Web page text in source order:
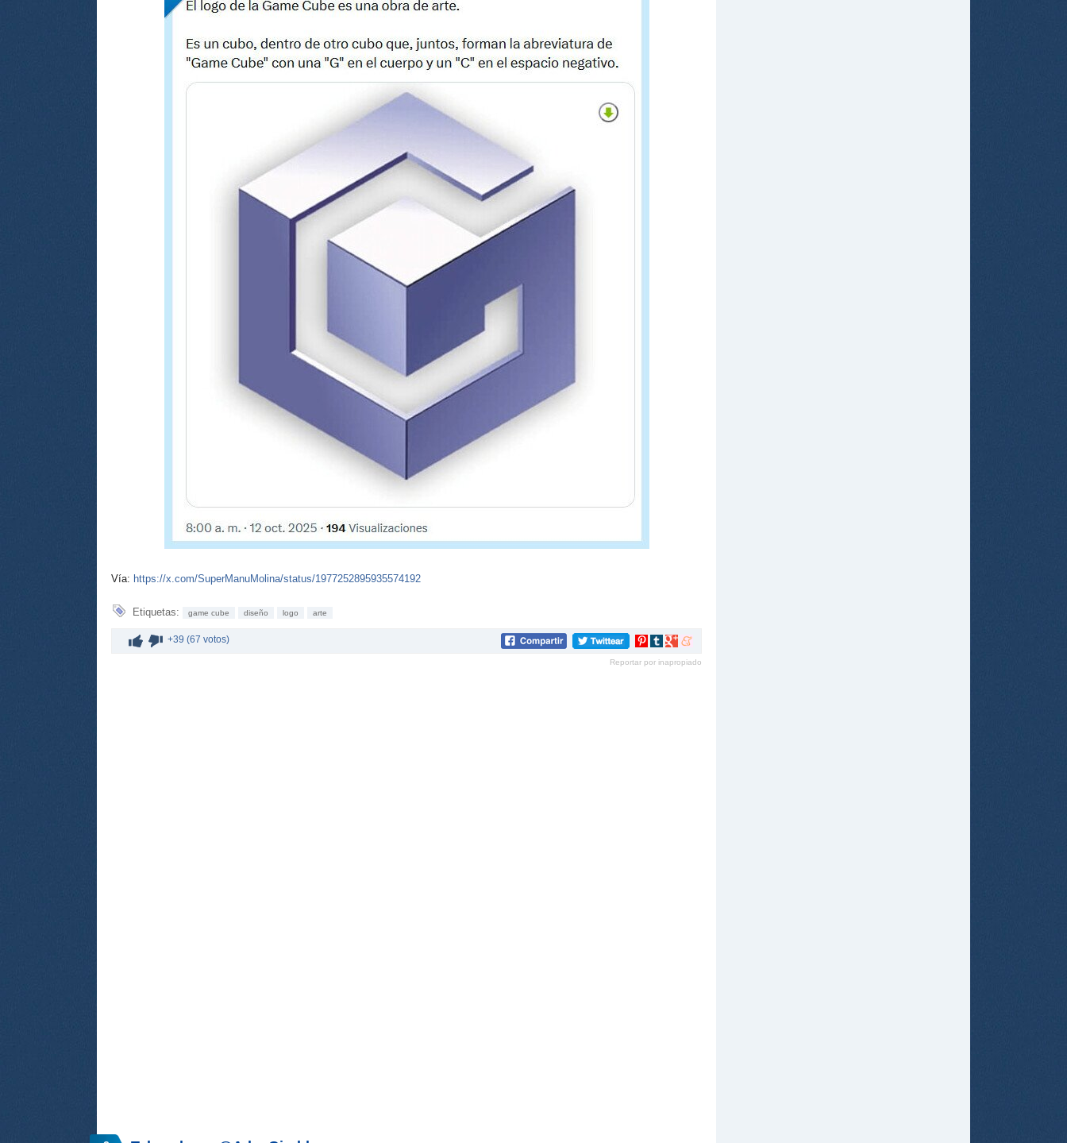
Vía: https://x.com/SuperManuMolina/status/1977252895935574192
Etiquetas: game cube diseño logo arte
+39 (67 votos)
Compartir
Pinterest
Compartir
tumblr
Compartir
Google+
Compartir
meneame
Reportar por inapropiado